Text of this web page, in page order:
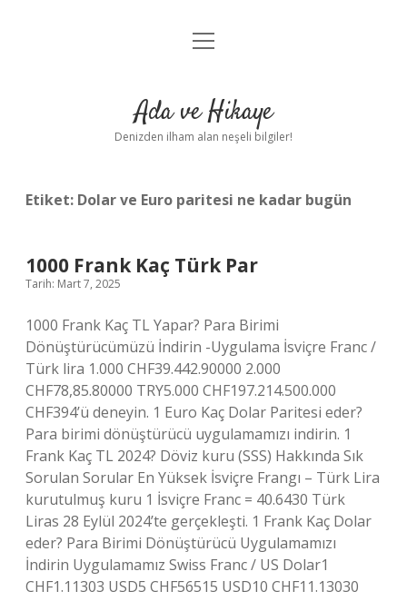
Anasayfa
Yasal Uyarı
menüyü
Ada ve Hikaye
Denizden ilham alan neşeli bilgiler!
Etiket: Dolar ve Euro paritesi ne kadar bugün
1000 Frank Kaç Türk Par
Tarih: Mart 7, 2025
1000 Frank Kaç TL Yapar? Para Birimi
Dönüştürücümüzü İndirin -Uygulama İsviçre Franc /
Türk lira 1.000 CHF39.442.90000 2.000
CHF78,85.80000 TRY5.000 CHF197.214.500.000
CHF394’ü deneyin. 1 Euro Kaç Dolar Paritesi eder?
Para birimi dönüştürücü uygulamamızı indirin. 1
Frank Kaç TL 2024? Döviz kuru (SSS) Hakkında Sık
Sorulan Sorular En Yüksek İsviçre Frangı – Türk Lira
kurutulmuş kuru 1 İsviçre Franc = 40.6430 Türk
Liras 28 Eylül 2024’te gerçekleşti. 1 Frank Kaç Dolar
eder? Para Birimi Dönüştürücü Uygulamamızı
İndirin Uygulamamız Swiss Franc / US Dolar1
CHF1.11303 USD5 CHF56515 USD10 CHF11.13030